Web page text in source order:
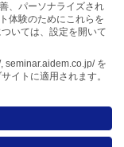
、パーソナライズされ
体験のためにこれらを
いては、設定を開いて
seminar.aidem.co.jp/ を
イトに適用されます。